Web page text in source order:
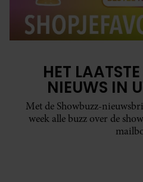
HET
NIEUWS IN
Met de Showbuzz-
week alle buzz over de